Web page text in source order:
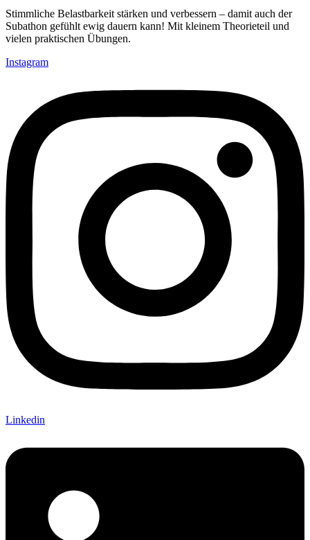
Stimmliche Belastbarkeit stärken und verbessern – damit auch der
Subathon gefühlt ewig dauern kann! Mit kleinem Theorieteil und
vielen praktischen Übungen.
Instagram
Linkedin